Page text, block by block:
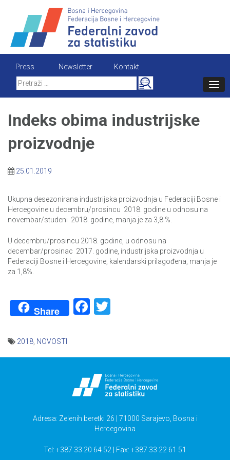
content
Press Newsletter
Kontakt
Search
for:
Indeks obima industrijske
proizvodnje
25.01.2019
Ukupna desezonirana industrijska proizvodnja u Federaciji Bosne i
Hercegovine u decembru/prosincu 2018. godine u odnosu na
novembar/studeni 2018. godine, manja je za 3,8 %.
U decembru/prosincu 2018. godine, u odnosu na
decembar/prosinac 2017. godine, industrijska proizvodnja u
Federaciji Bosne i Hercegovine, kalendarski prilagođena, manja je
za 1,8%.
Share Facebook
2018 NOVOSTI
Adresa: Zelenih beretki 26 | 71000 Sarajevo, Bosna i
Hercegovina
Tel: +387 33 20 64 52 | Fax: +387 33 22 61 51